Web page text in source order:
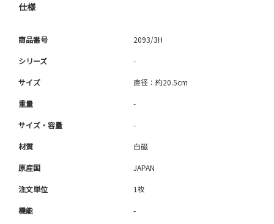
仕様
商品番号 2093/3H
シリーズ -
サイズ 直径：約20.5cm
重量 -
サイズ・容量 -
材質 白磁
原産国 JAPAN
注文単位 1枚
機能 -